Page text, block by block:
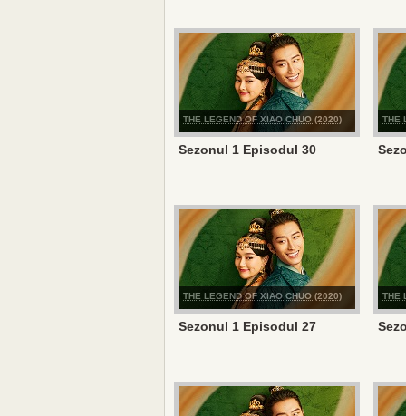
THE LEGEND OF XIAO CHUO (2020)
Sezonul 1 Episodul 30
THE
THE LEGEND OF XIAO CHUO (2020)
Sezonul 1 Episodul 27
THE